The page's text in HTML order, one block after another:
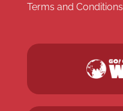
Terms and Conditions